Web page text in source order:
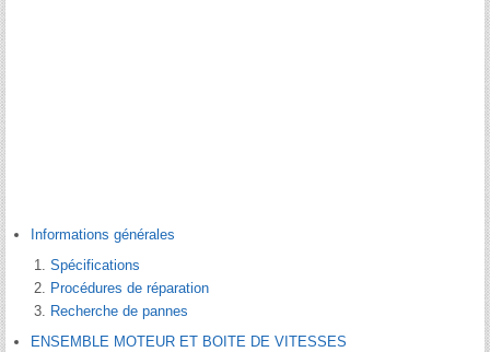
Informations générales
Spécifications
Procédures de réparation
Recherche de pannes
ENSEMBLE MOTEUR ET BOITE DE VITESSES